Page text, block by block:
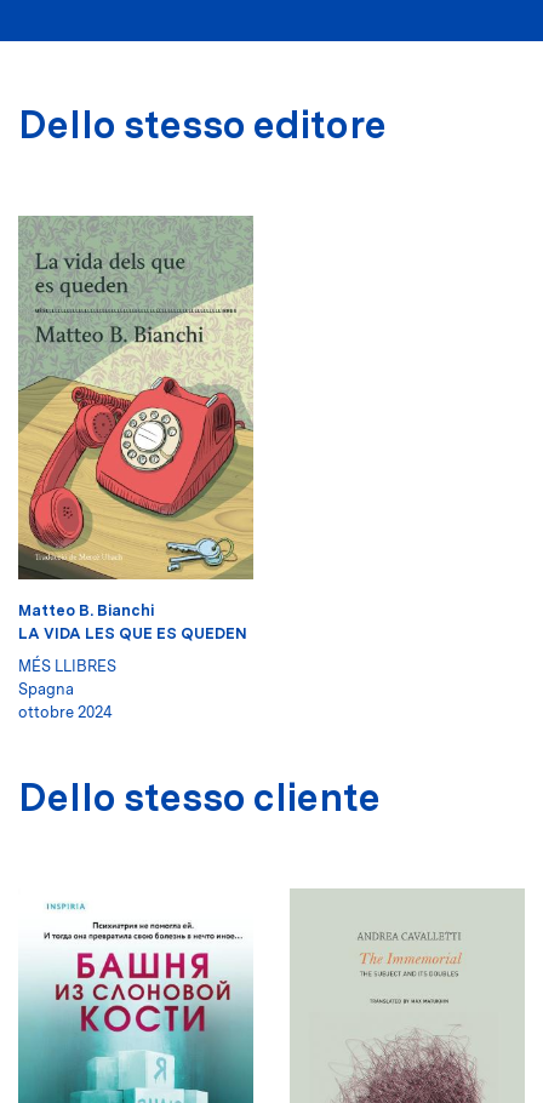
Dello stesso editore
Matteo B. Bianchi
LA VIDA LES QUE ES QUEDEN
MÉS LLIBRES
Spagna
ottobre 2024
Dello stesso cliente